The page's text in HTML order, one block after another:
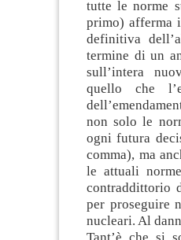
tutte le norme
primo) afferma
definitiva
termine di un
sull’intera
quello che
non solo le
ogni futura
comma), ma
le attuali
contraddittorio
per proseguire
nucleari. Al